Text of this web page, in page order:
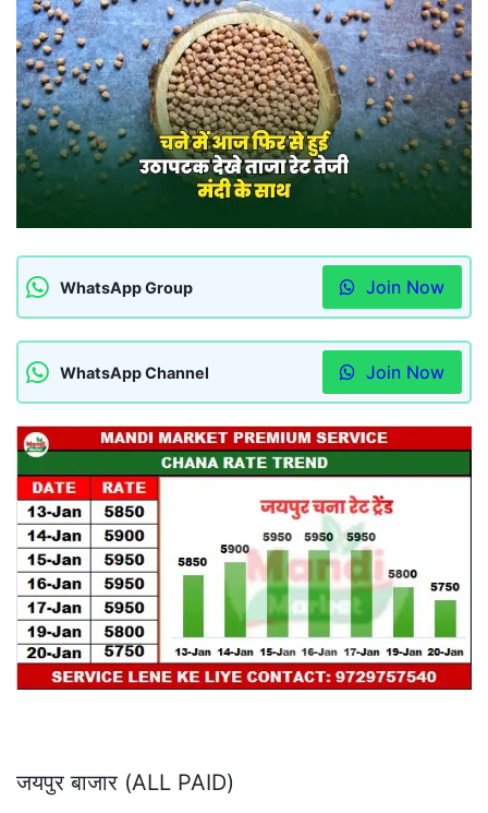
WhatsApp Group Join Now
WhatsApp Channel Join Now
जयपुर बाजार (ALL PAID)